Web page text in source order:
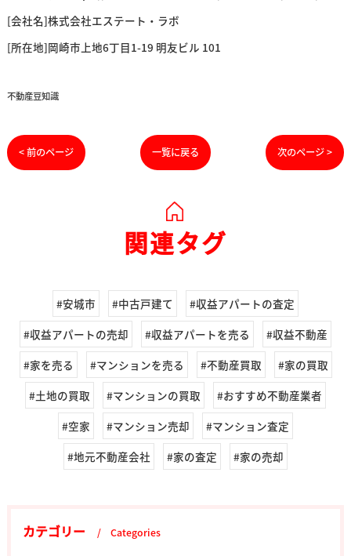
[会社名]株式会社エステート・ラボ
[所在地]岡崎市上地6丁目1-19 明友ビル 101
不動産豆知識
< 前のページ 一覧に戻る 次のページ >
関連タグ
#安城市 #中古戸建て
#収益アパートの査定
#収益アパートの売却
#収益アパートを売る
#収益不動産
#家を売る
#マンションを売る #不動産買取
#家の買取
#土地の買取
#マンションの買取
#おすすめ不動産業者
#空家
#マンション売却
#マンション査定
#地元不動産会社
#家の査定 #家の売却
カテゴリー Categories